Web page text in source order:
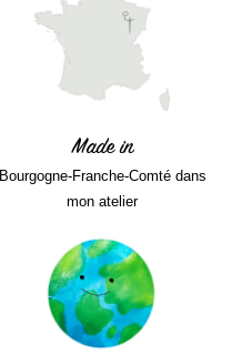
Made in
Bourgogne-Franche-Comté dans
mon atelier